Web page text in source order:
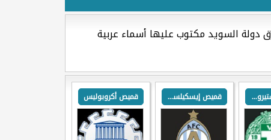
دولة السويد مكتوب عليها أسماء عربية
قميص فايستيروس قميص إيسكيلستونا قميص أكروبوليس